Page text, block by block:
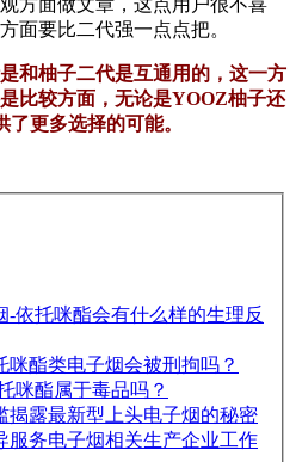
方面做文章，这点用户很不喜
面要比二代强一点点把。
和柚子二代是互通用的，这一方
比较方面，无论是YOOZ柚子还
更多选择的可能。
-依托咪酯会有什么样的生理反
咪酯类电子烟会被刑拘吗？
咪酯属于毒品吗？
揭露最新型上头电子烟的秘密
服务电子烟相关生产企业工作